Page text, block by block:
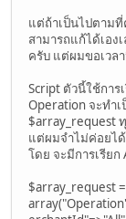
แต่ถ้าเป็นไปตาม
สามารถแก้ได้เอง
ครับ แต่ผมขอเวล
Script ตัวนี้ใช้การ
Operation จะทำ
$array_request
แต่ผมจำไม่ค่อยไ
โดย จะมีการเรียก
$array_request =